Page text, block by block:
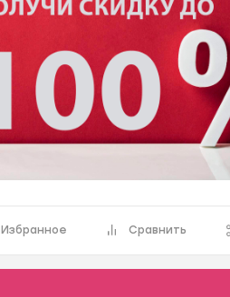
Избранное Сравнить